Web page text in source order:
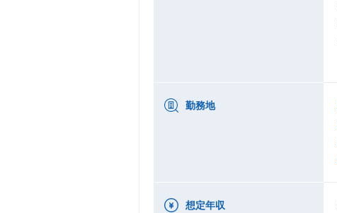
勤務地
想定年収